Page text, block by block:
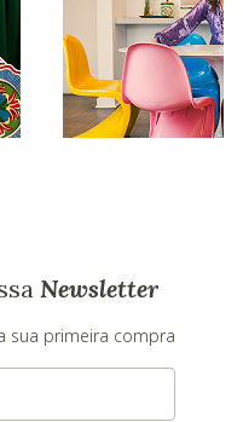
Newsletter
sua primeira compra